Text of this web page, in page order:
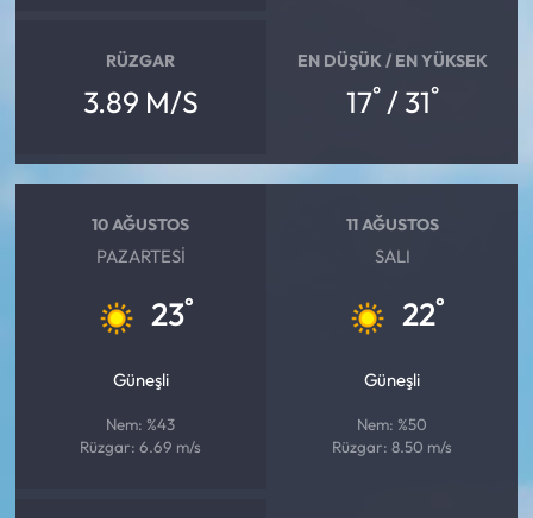
RÜZGAR
3.89 M/S
EN DÜŞÜK / EN YÜKSEK
17°/ 31°
10 AĞUSTOS
PAZARTESI
23°
Güneşli
Nem: %43
Rüzgar: 6.69 m/s
11 AĞUSTOS
SALI
22°
Güneşli
Nem: %50
Rüzgar: 8.50 m/s